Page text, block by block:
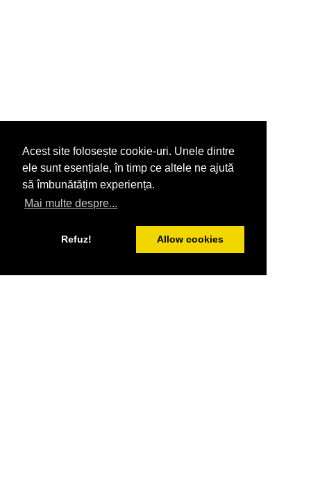
Acest site folosește cookie-uri. Unele dintre
ele sunt esențiale, în timp ce altele ne ajută
să îmbunătățim experiența.
Mai multe despre...
Refuz! Allow cookies